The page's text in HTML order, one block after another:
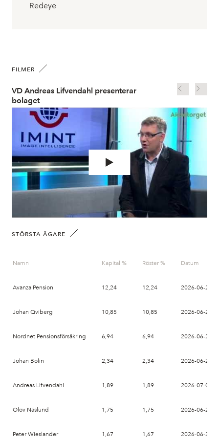
Redeye
FILMER
VD Andreas Lifvendahl presenterar
bolaget
STÖRSTA ÄGARE
Namn Kapital % Röster % Datum
Avanza Pension 12,24 12,24 2026-06-26
Johan Qviberg 10,85 10,85 2026-06-23
Nordnet Pensionsförsäkring 6,94 6,94 2026-06-26
Johan Bolin 2,34 2,34 2026-06-26
Andreas Lifvendahl 1,89 1,89 2026-07-08
Olov Näslund 1,75 1,75 2026-06-26
Peter Wieslander 1,67 1,67 2026-06-26